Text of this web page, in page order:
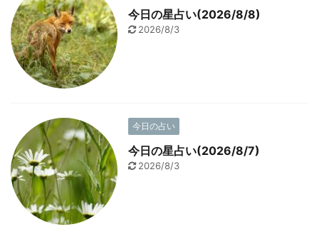
今日の星占い(2026/8/8)
2026/8/3
今日の占い
今日の星占い(2026/8/7)
2026/8/3